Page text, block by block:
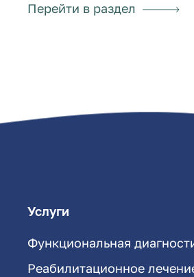
Перейти в раздел
Услуги
Функциональная
Реабилитационное